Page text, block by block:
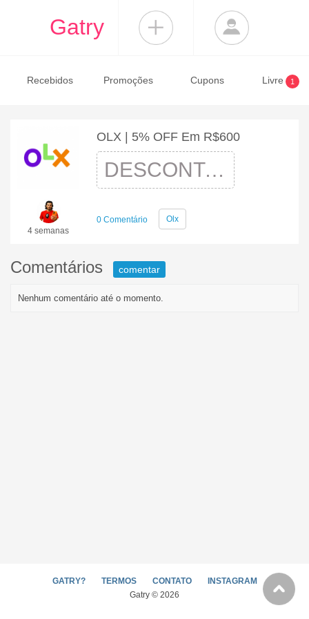
Gatry
Recebidos Promoções Cupons Livre 1
4 semanas
OLX | 5% OFF Em R$600
DESCONTAO5
0 Comentário Olx
Comentários comentar
Nenhum comentário até o momento.
GATRY? TERMOS CONTATO
INSTAGRAM
Gatry © 2026